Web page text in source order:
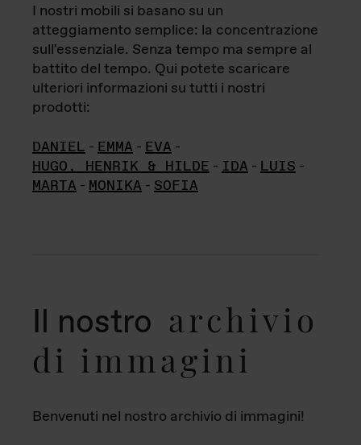
I nostri mobili si basano su un
atteggiamento semplice: la concentrazione
sull'essenziale. Senza tempo ma sempre al
battito del tempo. Qui potete scaricare
ulteriori informazioni su tutti i nostri
prodotti:
DANIEL - EMMA - EVA -
HUGO, HENRIK & HILDE - IDA - LUIS -
MARTA - MONIKA - SOFIA
Il nostro archivio
di immagini
Benvenuti nel nostro archivio di immagini!